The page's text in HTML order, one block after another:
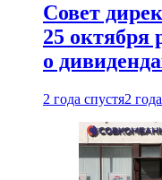
Совет
25 октября
о
2 года спустя2